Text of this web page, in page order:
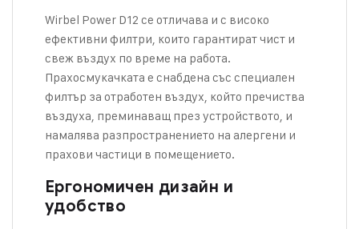
Wirbel Power D12 се отличава и с високо
ефективни филтри, които гарантират чист и
свеж въздух по време на работа.
Прахосмукачката е снабдена със специален
филтър за отработен въздух, който пречиства
въздуха, преминаващ през устройството, и
намалява разпространението на алергени и
прахови частици в помещението.
Ергономичен дизайн и
удобство